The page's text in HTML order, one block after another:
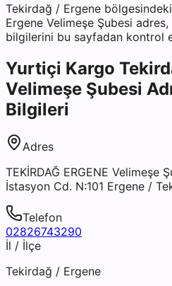
Tekirdağ / Ergene bölgesindeki
Ergene Velimeşe Şubesi
bilgilerini bu sayfadan kontrol
Yurtiçi Kargo
Velimeşe Şubesi
Bilgileri
Adres
TEKİRDAĞ ERGENE Velimeşe
İstasyon Cd. N:101 Ergene /
Telefon
02826743290
İl / İlçe
Tekirdağ / Ergene